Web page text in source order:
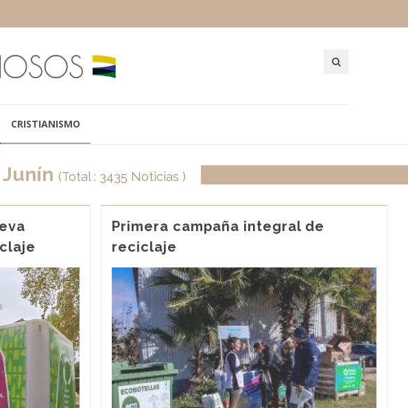
CRISTIANISMO
(Total : 3435 Noticias )
Primera campaña integral de
reciclaje